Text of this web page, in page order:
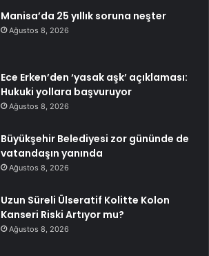
Manisa’da 25 yıllık soruna neşter
Ağustos 8, 2026
Ece Erken’den ‘yasak aşk’ açıklaması:
Hukuki yollara başvuruyor
Ağustos 8, 2026
Büyükşehir Belediyesi zor gününde de
vatandaşın yanında
Ağustos 8, 2026
Uzun Süreli Ülseratif Kolitte Kolon
Kanseri Riski Artıyor mu?
Ağustos 8, 2026